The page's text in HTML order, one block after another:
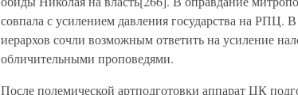
совпала с усилением давления государства на РПЦ.
иерархов сочли возможным ответить на усиление
обличительными проповедями.
После полемической артподготовки аппарат ЦК